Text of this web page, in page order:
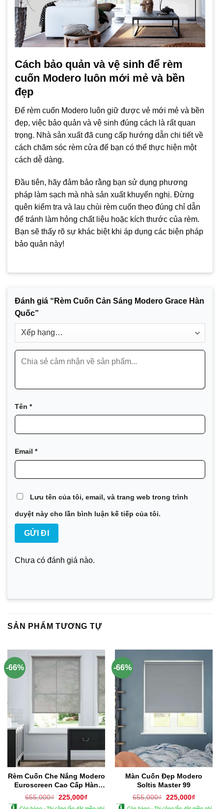
Cách bảo quản và vệ sinh để rèm
cuốn Modero luôn mới mẻ và bền
đẹp
Để rèm cuốn Modero luôn giữ được vẻ mới mẻ và bền
đẹp, việc bảo quản và vệ sinh đúng cách là rất quan
trọng. Nhà sản xuất đã cung cấp hướng dẫn chi tiết về
cách chăm sóc rèm cửa để bạn có thể thực hiện một
cách dễ dàng.
Đầu tiên, hãy đảm bảo rằng bạn sử dụng phương
pháp làm sạch mà nhà sản xuất khuyến nghị. Đừng
quên kiểm tra và lau chùi rèm cuốn theo đúng chỉ dẫn
để tránh làm hỏng chất liệu hoặc kích thước của rèm.
Bạn sẽ thấy rõ sự khác biệt khi áp dụng các biện pháp
bảo quản này!
Đánh giá “Rèm Cuốn Cản Sáng Modero Grace Hàn
Quốc”
Tên *
Email *
Lưu tên của tôi, email, và trang web trong trình
duyệt này cho lần bình luận kế tiếp của tôi.
Chưa có đánh giá nào.
SẢN PHẨM TƯƠNG TỰ
-66%
Rèm Cuốn Che Nắng Modero
Euroscreen Cao Cấp Hàn
Quốc
655,000₫ Giá
225,000₫Giá
-66%
Màn Cuốn Đẹp Modero
Soltis Master 99
655,000₫ Giá
225,000₫Giá